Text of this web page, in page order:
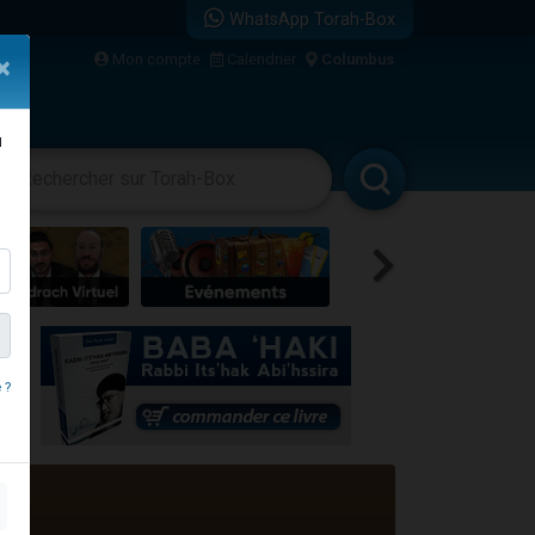
WhatsApp Torah-Box
Mon compte Calendrier Columbus
?